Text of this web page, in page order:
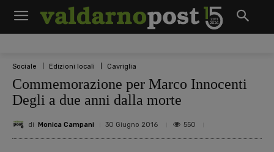
Sociale Edizioni locali Cavriglia
Commemorazione per Marco Innocenti
Degli a due anni dalla morte
di Monica Campani 30 Giugno 2016 550